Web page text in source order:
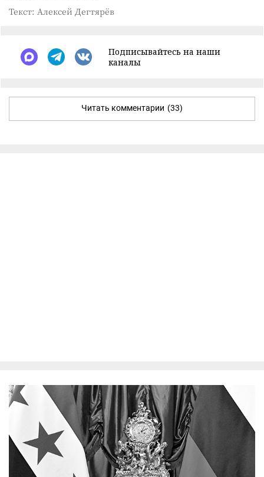
Текст: Алексей Дегтярёв
Подписывайтесь на наши
каналы
Читать комментарии (33)